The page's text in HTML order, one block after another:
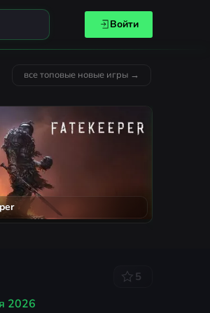
Войти
все топовые новые игры →
5
2026